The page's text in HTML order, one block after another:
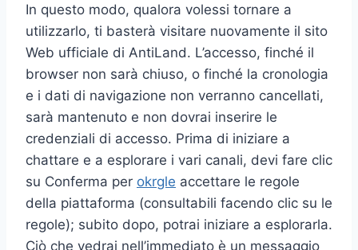
In questo modo, qualora volessi tornare a
utilizzarlo, ti basterà visitare nuovamente il sito
Web ufficiale di AntiLand. L’accesso, finché il
browser non sarà chiuso, o finché la cronologia
e i dati di navigazione non verranno cancellati,
sarà mantenuto e non dovrai inserire le
credenziali di accesso. Prima di iniziare a
chattare e a esplorare i vari canali, devi fare clic
su Conferma per okrgle accettare le regole
della piattaforma (consultabili facendo clic su le
regole); subito dopo, potrai iniziare a esplorarla.
Ciò che vedrai nell’immediato è un messaggio